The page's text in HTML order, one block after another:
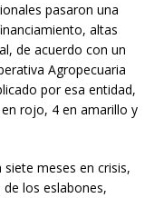
pasaron una
altas
de acuerdo con un
Agropecuaria
por esa entidad,
rojo, 4 en amarillo y
meses en crisis,
los eslabones,